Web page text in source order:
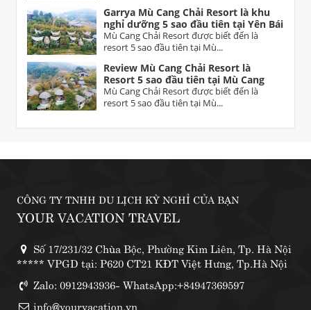
Garrya Mù Cang Chải Resort là khu
nghỉ dưỡng 5 sao đầu tiên tại Yên Bái
Mù Cang Chải Resort được biết đến là
resort 5 sao đầu tiên tại Mù...
Review Mù Cang Chải Resort là
Resort 5 sao đầu tiên tại Mù Cang
Chải Yên Bái
Mù Cang Chải Resort được biết đến là
resort 5 sao đầu tiên tại Mù...
CÔNG TY TNHH DU LỊCH KỲ NGHỈ CỦA BẠN
YOUR VACATION TRAVEL
Số 17/231/32 Chùa Bộc, Phường Kim Liên, Tp. Hà Nội
***** VPGD tại: P620 CT21 KĐT Việt Hưng, Tp.Hà Nội
Zalo: 0912943936- WhatsApp:+84947369597
info@yourvacation.vn